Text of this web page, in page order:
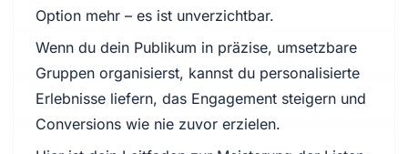
Option mehr – es ist unverzichtbar.
Wenn du dein Publikum in präzise, umsetzbare
Gruppen organisierst, kannst du personalisierte
Erlebnisse liefern, das Engagement steigern und
Conversions wie nie zuvor erzielen.